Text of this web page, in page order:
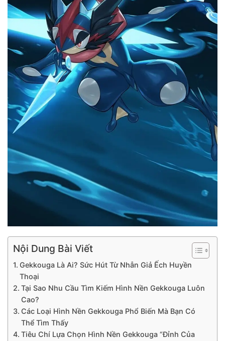
Nội Dung Bài Viết
Gekkouga Là Ai? Sức Hút Từ Nhẫn Giả Ếch Huyền
Thoại
Tại Sao Nhu Cầu Tìm Kiếm Hình Nền Gekkouga Luôn
Cao?
Các Loại Hình Nền Gekkouga Phổ Biến Mà Bạn Có
Thể Tìm Thấy
Tiêu Chí Lựa Chọn Hình Nền Gekkouga “Đỉnh Của